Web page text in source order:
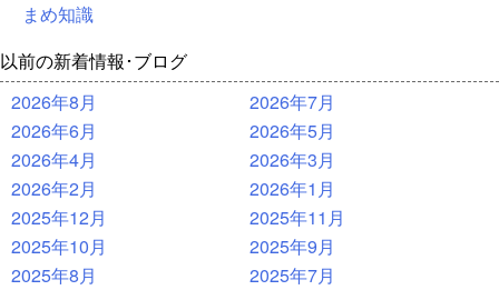
まめ知識
以前の新着情報･ブログ
2026年8月
2026年7月
2026年6月
2026年5月
2026年4月
2026年3月
2026年2月
2026年1月
2025年12月
2025年11月
2025年10月
2025年9月
2025年8月
2025年7月